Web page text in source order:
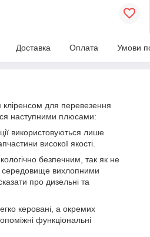
Доставка Оплата Умови
кліренсом для перевезення
наступними плюсами:
використовуються лише
високої якості.
безпечним, так як не
вихлопними
про дизельні та
керовані, а окремих
функціональні